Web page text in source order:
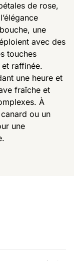
de rose,
une
avec des
touches
et raffinée.
une heure et
fraîche et
À
ou un
une